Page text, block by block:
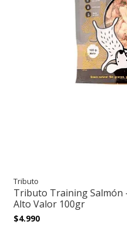
Tributo
Tributo Training Salmón
Alto Valor 100gr
$4.990